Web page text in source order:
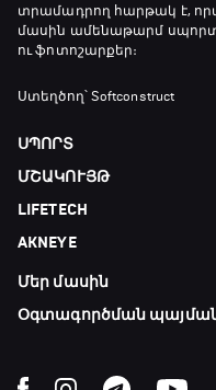
տրամադրող հարթակ է,
մասին ամենաթարմ
ու ֆոտոշարքեր։
Ստեղծող՝ Softconstruct
ՍՊՈՐՏ
ՄՇԱԿՈՒՅԹ
LIFETECH
AKNEYE
Մեր մասին
Օգտագործման